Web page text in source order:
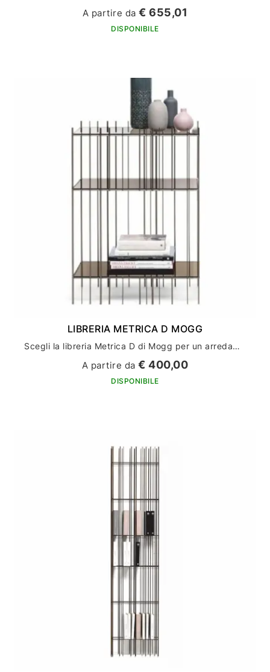
A partire da€ 655,01
DISPONIBILE
LIBRERIA METRICA D MOGG
Scegli la libreria Metrica D di Mogg per un arredamento casa moderno ed elegante
A partire da€ 400,00
DISPONIBILE